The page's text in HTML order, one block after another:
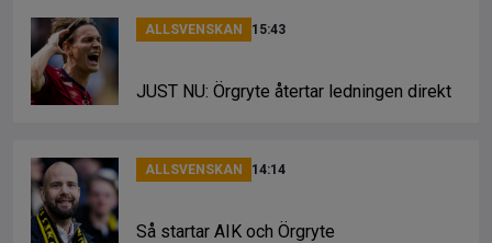
ALLSVENSKAN 15:43
JUST NU: Örgryte återtar ledningen direkt
ALLSVENSKAN 14:14
Så startar AIK och Örgryte